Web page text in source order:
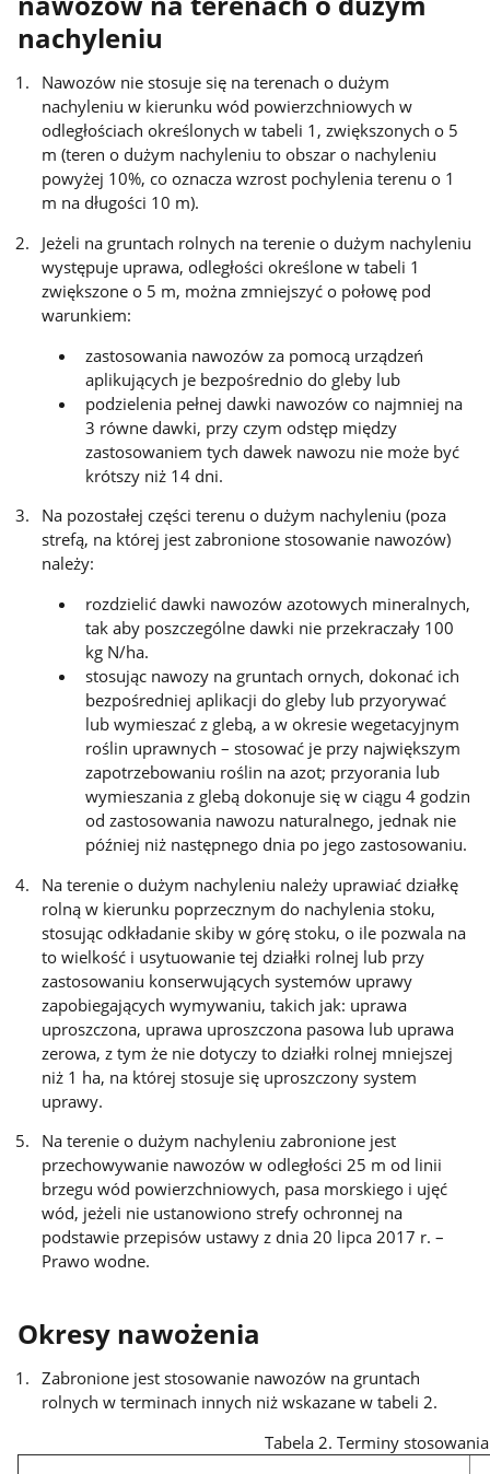
nachyleniu
Nawozów nie stosuje się na terenach o dużym
nachyleniu w kierunku wód powierzchniowych w
odległościach określonych w tabeli 1, zwiększonych o 5
m (teren o dużym nachyleniu to obszar o nachyleniu
powyżej 10%, co oznacza wzrost pochylenia terenu o 1
m na długości 10 m).
Jeżeli na gruntach rolnych na terenie o dużym nachyleniu
występuje uprawa, odległości określone w tabeli 1
zwiększone o 5 m, można zmniejszyć o połowę pod
warunkiem:
zastosowania nawozów za pomocą urządzeń
aplikujących je bezpośrednio do gleby lub
podzielenia pełnej dawki nawozów co najmniej na
3 równe dawki, przy czym odstęp między
zastosowaniem tych dawek nawozu nie może być
krótszy niż 14 dni.
Na pozostałej części terenu o dużym nachyleniu (poza
strefą, na której jest zabronione stosowanie nawozów)
należy:
rozdzielić dawki nawozów azotowych mineralnych,
tak aby poszczególne dawki nie przekraczały 100
kg N/ha.
stosując nawozy na gruntach ornych, dokonać ich
bezpośredniej aplikacji do gleby lub przyorywać
lub wymieszać z glebą, a w okresie wegetacyjnym
roślin uprawnych – stosować je przy największym
zapotrzebowaniu roślin na azot; przyorania lub
wymieszania z glebą dokonuje się w ciągu 4 godzin
od zastosowania nawozu naturalnego, jednak nie
później niż następnego dnia po jego zastosowaniu.
Na terenie o dużym nachyleniu należy uprawiać działkę
rolną w kierunku poprzecznym do nachylenia stoku,
stosując odkładanie skiby w górę stoku, o ile pozwala na
to wielkość i usytuowanie tej działki rolnej lub przy
zastosowaniu konserwujących systemów uprawy
zapobiegających wymywaniu, takich jak: uprawa
uproszczona, uprawa uproszczona pasowa lub uprawa
zerowa, z tym że nie dotyczy to działki rolnej mniejszej
niż 1 ha, na której stosuje się uproszczony system
uprawy.
Na terenie o dużym nachyleniu zabronione jest
przechowywanie nawozów w odległości 25 m od linii
brzegu wód powierzchniowych, pasa morskiego i ujęć
wód, jeżeli nie ustanowiono strefy ochronnej na
podstawie przepisów ustawy z dnia 20 lipca 2017 r. –
Prawo wodne.
Okresy nawożenia
Zabronione jest stosowanie nawozów na gruntach
rolnych w terminach innych niż wskazane w tabeli 2.
Tabela 2. Terminy